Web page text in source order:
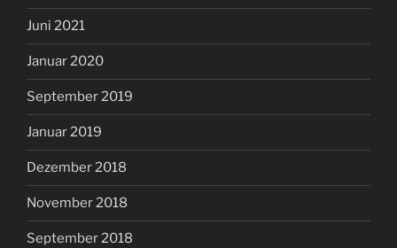
Juni 2021
Januar 2020
September 2019
Januar 2019
Dezember 2018
November 2018
September 2018